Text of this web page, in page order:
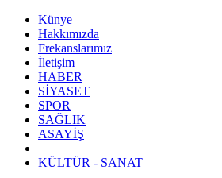
Künye
Hakkımızda
Frekanslarımız
İletişim
HABER
SİYASET
SPOR
SAĞLIK
ASAYİŞ
KÜLTÜR - SANAT